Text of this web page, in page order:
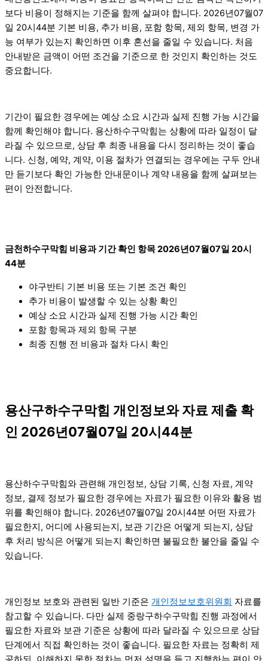
보다 비용이 정해지는 기준을 함께 살펴야 합니다. 2026년07월07
일 20시44분 기본 비용, 추가 비용, 포함 항목, 제외 항목, 변경 가
능 여부가 있는지 확인하면 이후 혼선을 줄일 수 있습니다. 처음
안내받은 금액이 어떤 조건을 기준으로 한 것인지 확인하는 것도
중요합니다.
기간이 필요한 경우에는 예상 소요 시간과 실제 진행 가능 시간을
함께 확인해야 합니다. 용산하수구막힘는 상황에 따라 일정이 달
라질 수 있으므로, 상담 후 최종 내용을 다시 정리하는 것이 좋습
니다. 신청, 예약, 계약, 이용 절차가 연결되는 경우에는 구두 안내
만 듣기보다 확인 가능한 안내문이나 계약 내용을 함께 살펴보는
편이 안전합니다.
금천하수구막힘 비용과 기간 확인 항목 2026년07월07일 20시
44분
야구반티 기본 비용 또는 기본 조건 확인
추가 비용이 발생할 수 있는 상황 확인
예상 소요 시간과 실제 진행 가능 시간 확인
포함 항목과 제외 항목 구분
최종 진행 전 비용과 절차 다시 확인
용산구하수구막힘 개인정보와 자료 제출 확
인 2026년07월07일 20시44분
용산하수구막힘와 관련해 개인정보, 상담 기록, 신청 자료, 계약
정보, 결제 정보가 필요한 경우에는 자료가 필요한 이유와 활용 범
위를 확인해야 합니다. 2026년07월07일 20시44분 어떤 자료가
필요한지, 어디에 사용되는지, 보관 기간은 어떻게 되는지, 상담
후 처리 방식은 어떻게 되는지 확인하면 불필요한 불안을 줄일 수
있습니다.
개인정보 보호와 관련된 일반 기준은 개인정보보호위원회 자료를
참고할 수 있습니다. 다만 실제 중랑구하수구막힘 진행 과정에서
필요한 자료와 보관 기준은 상황에 따라 달라질 수 있으므로 상담
단계에서 직접 확인하는 것이 좋습니다. 필요한 자료는 정확히 제